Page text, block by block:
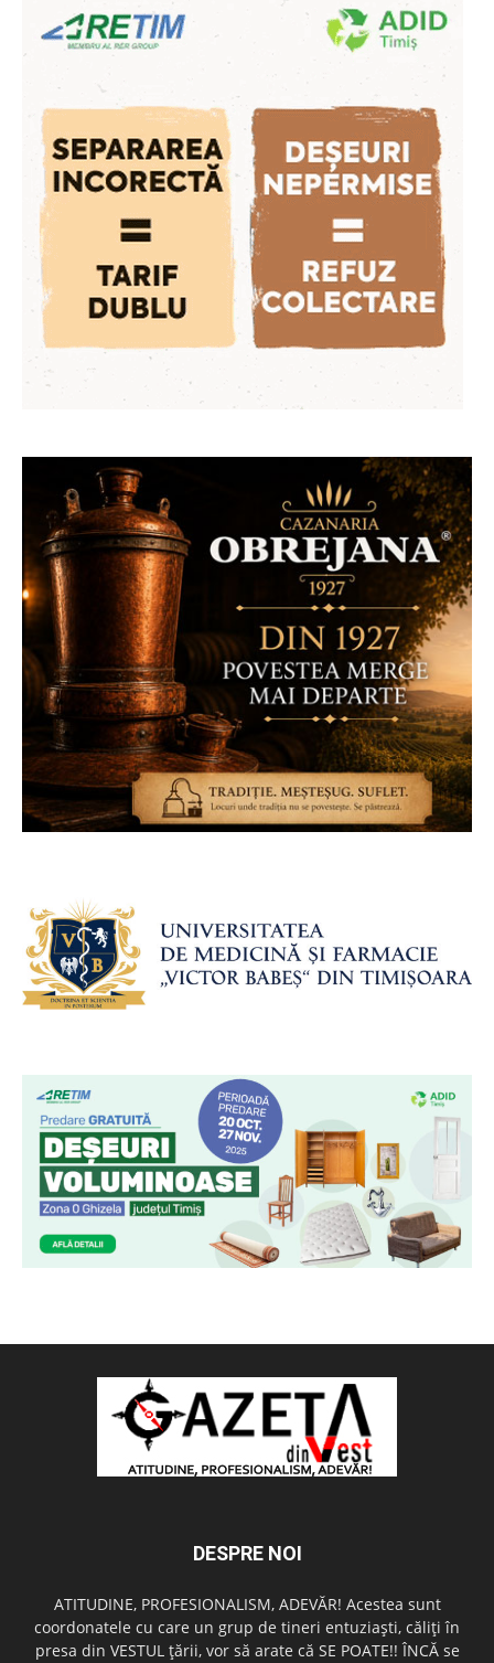
DESPRE NOI
ATITUDINE, PROFESIONALISM, ADEVĂR! Acestea sunt
coordonatele cu care un grup de tineri entuziaşti, căliţi în
presa din VESTUL ţării, vor să arate că SE POATE!! ÎNCĂ se